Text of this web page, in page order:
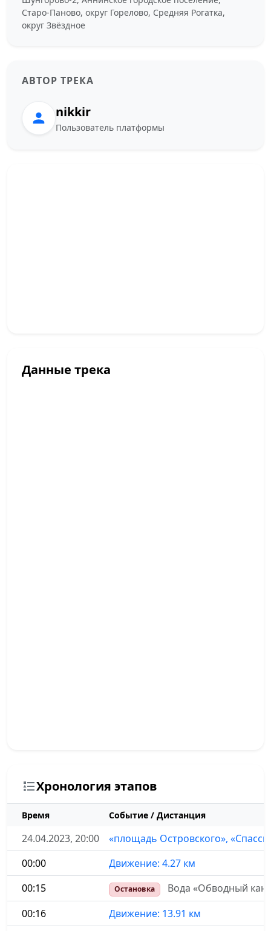
Старо-Паново, округ Горелово, Средняя Рогатка,
округ Звёздное
АВТОР ТРЕКА
nikkir
Пользователь платформы
Данные трека
Хронология этапов
Время Событие / Дистанция
24.04.2023, 20:00
«площадь Островского»,
00:00
Движение: 4.27 км
00:15
Остановка
Вода «Обводный
00:16
Движение: 13.91 км